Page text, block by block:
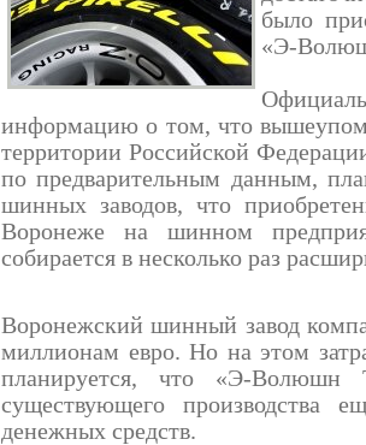
было
«Э-
информацию о том, что
территории Российской
по предварительным данным,
шинных заводов, что
Воронеже на шинном
собирается в несколько раз
Воронежский шинный завод
миллионам евро. Но на этом
планируется, что «Э-Волюшн
существующего производства
денежных средств.